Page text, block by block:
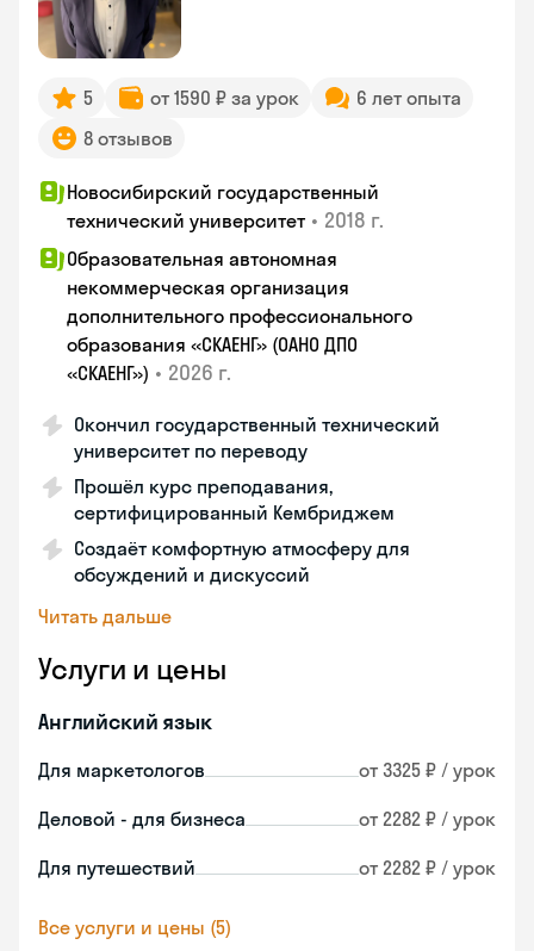
5 от 1590 ₽ за урок
6 лет опыта
8 отзывов
Новосибирский государственный
технический университет • 2018 г.
Образовательная автономная
некоммерческая организация
дополнительного профессионального
образования «СКАЕНГ» (ОАНО ДПО
«СКАЕНГ») • 2026 г.
Окончил государственный технический
университет по переводу
Прошёл курс преподавания,
сертифицированный Кембриджем
Создаёт комфортную атмосферу для
обсуждений и дискуссий
Читать дальше
Услуги и цены
Английский язык
Для маркетологов от 3325 ₽ / урок
Деловой - для бизнеса от 2282 ₽ / урок
Для путешествий от 2282 ₽ / урок
Все услуги и цены (5)